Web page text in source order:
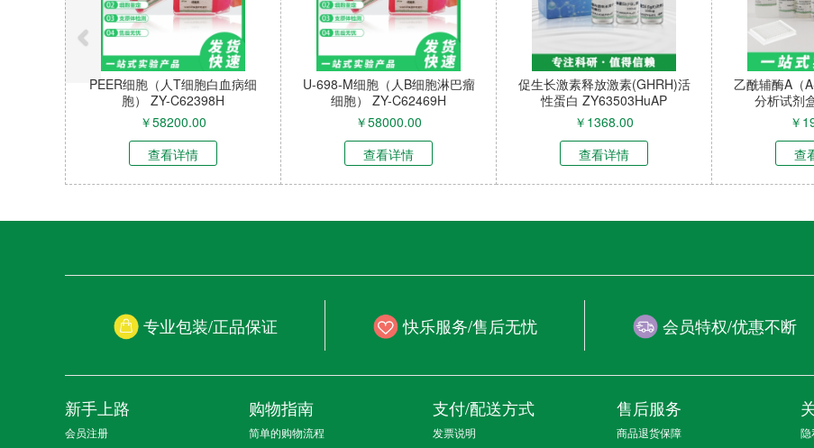
ADF固体培养基（含0.5M ACC
10 mL） ZY-6S006B
938.00
查看详情
Basta除草剂（10%草铵膦溶
液，喷施专用） ZY-6S004B
698.00
查看详情
Basta除草剂（10%草铵膦溶
液，组培专用） ZY-6S003B
698.00
查看详情
SNU-1040（人结肠
ZY-C62029H
48000.00
查看详情
专业包装/正品保证 快乐服务/售后无忧 会员特权/优惠不断
新手上路
会员注册
购物指南
简单的购物流程
支付/配送方式
发票说明
售后服务
商品退货保障
隐